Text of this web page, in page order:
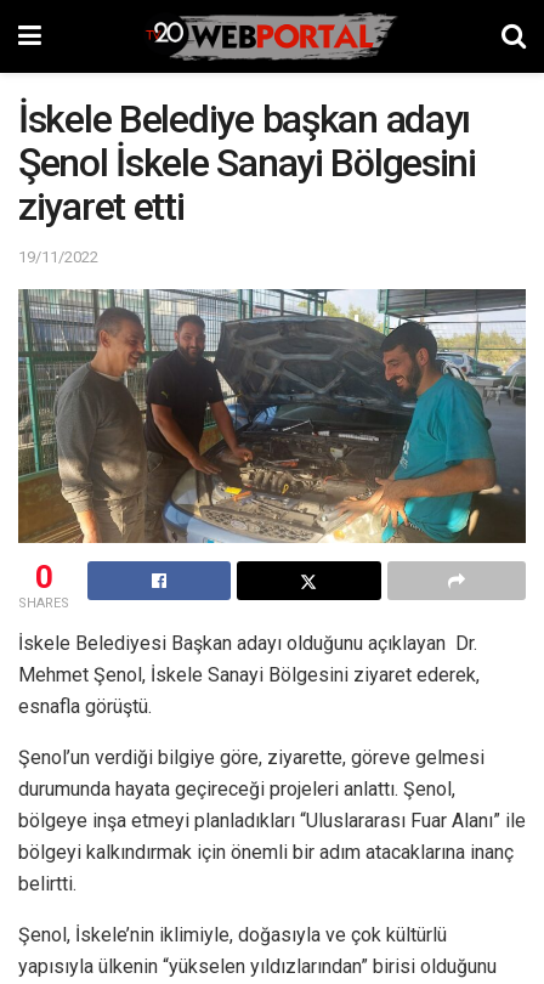
İskele Belediye başkan adayı
Şenol İskele Sanayi Bölgesini
ziyaret etti
19/11/2022
0
SHARES
İskele Belediyesi Başkan adayı olduğunu açıklayan Dr.
Mehmet Şenol, İskele Sanayi Bölgesini ziyaret ederek,
esnafla görüştü.
Şenol’un verdiği bilgiye göre, ziyarette, göreve gelmesi
durumunda hayata geçireceği projeleri anlattı. Şenol,
bölgeye inşa etmeyi planladıkları “Uluslararası Fuar Alanı” ile
bölgeyi kalkındırmak için önemli bir adım atacaklarına inanç
belirtti.
Şenol, İskele’nin iklimiyle, doğasıyla ve çok kültürlü
yapısıyla ülkenin “yükselen yıldızlarından” birisi olduğunu